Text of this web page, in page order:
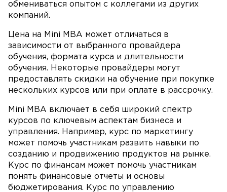
обмениваться опытом с коллегами из других
компаний.
Цена на Mini MBA может отличаться в
зависимости от выбранного провайдера
обучения, формата курса и длительности
обучения. Некоторые провайдеры могут
предоставлять скидки на обучение при покупке
нескольких курсов или при оплате в рассрочку.
Mini MBA включает в себя широкий спектр
курсов по ключевым аспектам бизнеса и
управления. Например, курс по маркетингу
может помочь участникам развить навыки по
созданию и продвижению продуктов на рынке.
Курс по финансам может помочь участникам
понять финансовые отчеты и основы
бюджетирования. Курс по управлению